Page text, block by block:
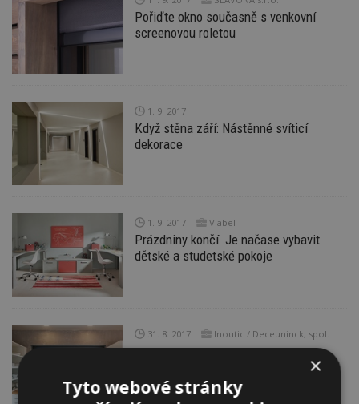
Pořiďte okno současně s venkovní
screenovou roletou
1. 9. 2017
Když stěna září: Nástěnné svíticí
dekorace
1. 9. 2017 Viabel
Prázdniny končí. Je načase vybavit
dětské a studetské pokoje
31. 8. 2017
Inoutic / Deceuninck, spol.
×
Tyto webové stránky